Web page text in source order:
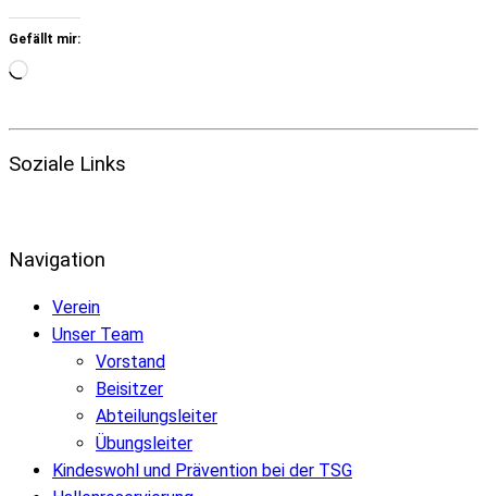
Gefällt mir:
Wird
Soziale Links
Navigation
Verein
Unser Team
Vorstand
Beisitzer
Abteilungsleiter
Übungsleiter
Kindeswohl und Prävention bei der TSG